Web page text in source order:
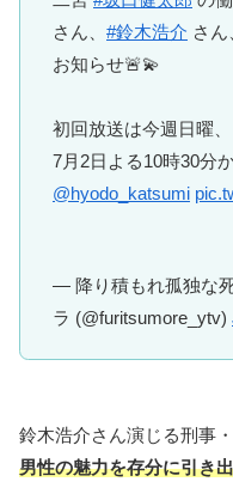
さん、 #鈴木浩介 さん
お知らせ🚨💫
初回放送は今週日曜、
7月2日よる10時30分か
@hyodo_katsumi
— 降り積もれ孤独な
ラ (@furitsumore_ytv)
鈴木浩介さん演じる刑事
男性の魅力を存分に引き